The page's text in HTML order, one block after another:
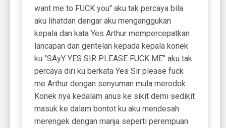
want me to FUCK you" aku tak percaya bila
aku lihatdan dengar aku menganggukan
kepala dan kata Yes Arthur mempercepatkan
lancapan dan gentelan kepada kepala konek
ku "SAyY YES SIR PLEASE FUCK ME" aku tak
percaya diri ku berkata Yes Sir please fuck
me Arthur dengan senyuman mula merodok
Konek nya kedalam anus ke sikit demi sedikit
masuk ke dalam bontot ku aku mendesah
merengek dengan manja seperti perempuan